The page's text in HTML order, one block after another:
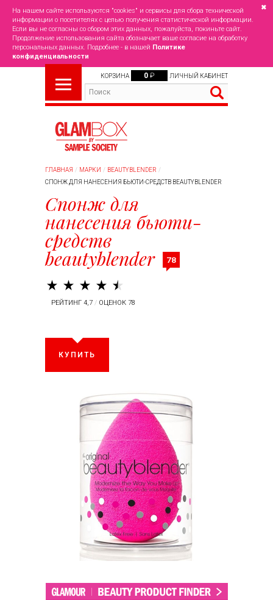
На нашем сайте используются "cookies" и сервисы для сбора технической
информации о посетителях с целью получения статистической информации.
Если вы не согласны со сбором этих данных, пожалуйста, покиньте сайт.
Продолжение использования сайта обозначает ваше согласие на обработку
персональных данных. Подробнее - в нашей Политике
конфиденциальности
✖
КОРЗИНА 0 ₽ ЛИЧНЫЙ КАБИНЕТ
ГЛАВНАЯ МАРКИ
BEAUTYBLENDER
СПОНЖ ДЛЯ НАНЕСЕНИЯ БЬЮТИ-СРЕДСТВ BEAUTYBLENDER
Спонж для
нанесения бьюти-
средств
beautyblender 78
РЕЙТИНГ 4,7 / ОЦЕНОК 78
КУПИТЬ